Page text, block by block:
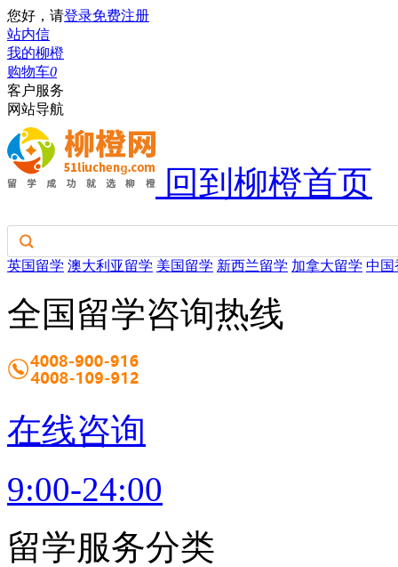
您好，请登录免费注册
站内信
我的柳橙
购物车0
客户服务
网站导航
回到柳橙首页
英国留学 澳大利亚留学 美国留学 新西兰留学 加拿大留学 中国
全国留学咨询热线
在线咨询
9:00-24:00
留学服务分类